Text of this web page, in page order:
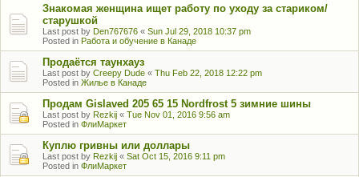
Знакомая женщина ищет работу по уходу за стариком/
старушкой
Last post by Den767676 « Sun Jul 29, 2018 10:37 pm
Posted in Работа и обучение в Канаде
Продаётся таунхауз
Last post by Creepy Dude « Thu Feb 22, 2018 12:22 pm
Posted in Жилье в Канаде
Продам Gislaved 205 65 15 Nordfrost 5 зимние шины
Last post by Rezkij « Tue Nov 01, 2016 9:56 am
Posted in ФлиМаркет
Куплю гривны или доллары
Last post by Rezkij « Sat Oct 15, 2016 9:11 pm
Posted in ФлиМаркет